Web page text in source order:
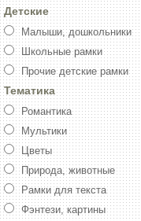
Детские
Малыши, дошкольники
Школьные рамки
Прочие детские рамки
Тематика
Романтика
Мультики
Цветы
Природа, животные
Рамки для текста
Фэнтези, картины